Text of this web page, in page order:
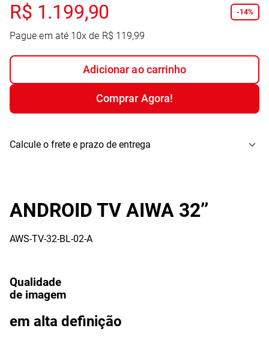
R$ 1.199,90 -14%
Pague em até 10x de R$ 119,99
Adicionar ao carrinho
Comprar Agora!
Calcule o frete e prazo de entrega
ANDROID TV AIWA 32’’
AWS-TV-32-BL-02-A
Qualidade
de imagem
em alta definição